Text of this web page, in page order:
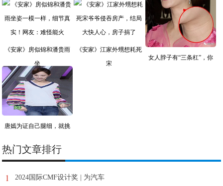
《安家》房似锦和潘贵雨
坐
《安家》江家外甥想耗死
宋
女人脖子有“三条杠”，你
唐嫣为证自己腿细，就挑
热门文章排行
1 2024国际CMF设计奖 | 为汽车